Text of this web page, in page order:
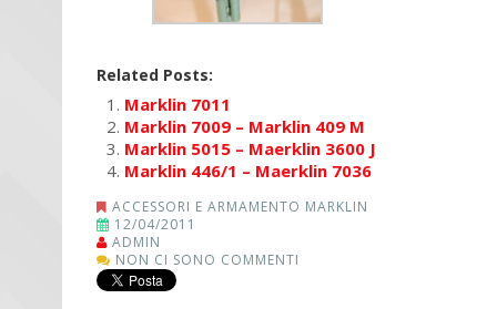
Related Posts:
Marklin 7011
Marklin 7009 – Marklin 409 M
Marklin 5015 – Maerklin 3600 J
Marklin 446/1 – Maerklin 7036
ACCESSORI E ARMAMENTO MARKLIN
12/04/2011
ADMIN
NON CI SONO COMMENTI